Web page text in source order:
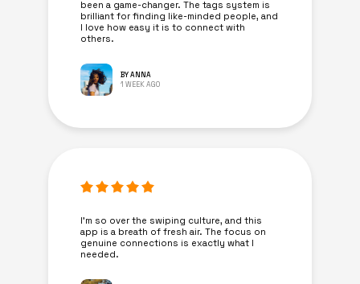
been a game-changer. The tags system is
brilliant for finding like-minded people, and
I love how easy it is to connect with
others.
BY ANNA
1 WEEK AGO
I’m so over the swiping culture, and this
app is a breath of fresh air. The focus on
genuine connections is exactly what I
needed.